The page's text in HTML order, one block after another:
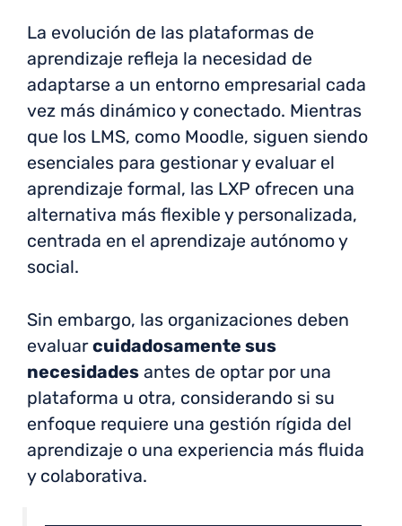
La evolución de las plataformas de
aprendizaje refleja la necesidad de
adaptarse a un entorno empresarial cada
vez más dinámico y conectado. Mientras
que los LMS, como Moodle, siguen siendo
esenciales para gestionar y evaluar el
aprendizaje formal, las LXP ofrecen una
alternativa más flexible y personalizada,
centrada en el aprendizaje autónomo y
social.
Sin embargo, las organizaciones deben
evaluarcuidadosamente sus
necesidades antes de optar por una
plataforma u otra, considerando si su
enfoque requiere una gestión rígida del
aprendizaje o una experiencia más fluida
y colaborativa.